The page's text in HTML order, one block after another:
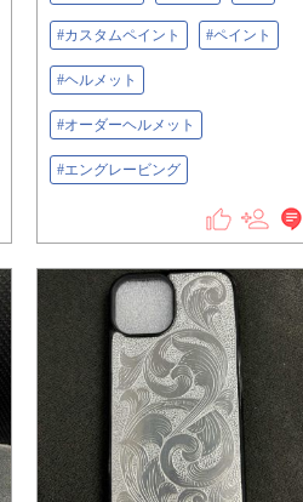
#カスタムペイント #ペイント
#ヘルメット
#オーダーヘルメット
#エングレービング